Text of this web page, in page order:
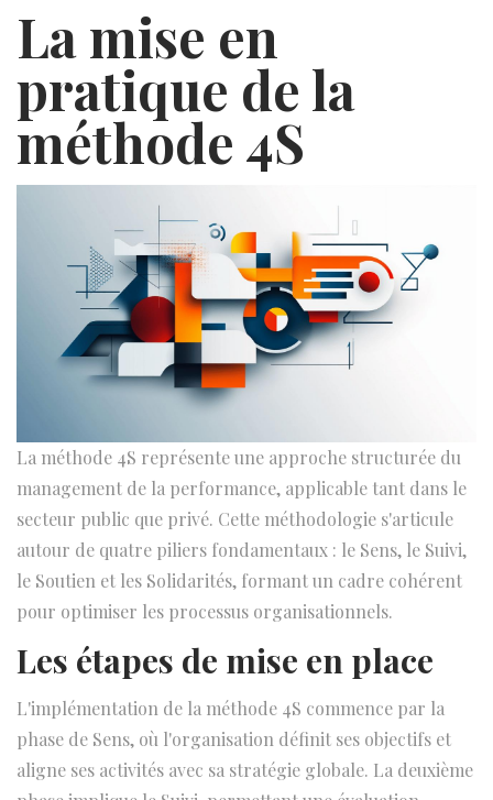
La mise en
pratique de la
méthode 4S
La méthode 4S représente une approche structurée du
management de la performance, applicable tant dans le
secteur public que privé. Cette méthodologie s'articule
autour de quatre piliers fondamentaux : le Sens, le Suivi,
le Soutien et les Solidarités, formant un cadre cohérent
pour optimiser les processus organisationnels.
Les étapes de mise en place
L'implémentation de la méthode 4S commence par la
phase de Sens, où l'organisation définit ses objectifs et
aligne ses activités avec sa stratégie globale. La deuxième